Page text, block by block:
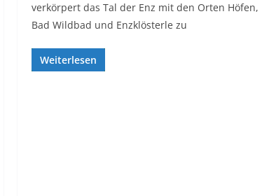
verkörpert das Tal der Enz mit den Orten Höfen,
Bad Wildbad und Enzklösterle zu
Weiterlesen